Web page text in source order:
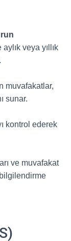
veya yıllık
muvafakatlar,
sunar.
kontrol ederek
ve muvafakat